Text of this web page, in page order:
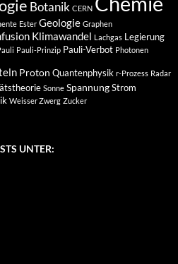
Botanik CERN
Ester Geologie Graphen
Klimawandel Lachgas Legierung
Pauli-Prinzip Pauli-Verbot Photonen
Proton Quantenphysik r-Prozess Radar
Sonne Spannung Strom
Weisser Zwerg Zucker
UNTER: